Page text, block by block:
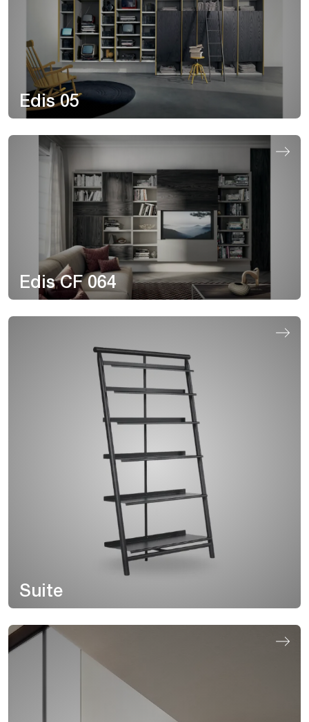
Edis 05
Edis CF 064
Suite